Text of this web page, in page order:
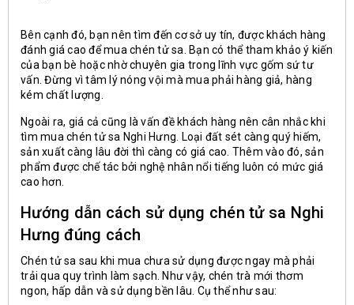
Bên cạnh đó, bạn nên tìm đến cơ sở uy tín, được khách hàng
đánh giá cao để mua chén tử sa. Bạn có thể tham khảo ý kiến
của bạn bè hoặc nhờ chuyên gia trong lĩnh vực gốm sứ tư
vấn. Đừng vì tâm lý nóng vội mà mua phải hàng giả, hàng
kém chất lượng.
Ngoài ra, giá cả cũng là vấn đề khách hàng nên cân nhắc khi
tìm mua chén tử sa Nghi Hưng. Loại đất sét càng quý hiếm,
sản xuất càng lâu đời thì càng có giá cao. Thêm vào đó, sản
phẩm được chế tác bởi nghệ nhân nổi tiếng luôn có mức giá
cao hơn.
Hướng dẫn cách sử dụng chén tử sa Nghi
Hưng đúng cách
Chén tử sa sau khi mua chưa sử dụng được ngay mà phải
trải qua quy trình làm sạch. Như vậy, chén trà mới thơm
ngon, hấp dẫn và sử dụng bền lâu. Cụ thể như sau: